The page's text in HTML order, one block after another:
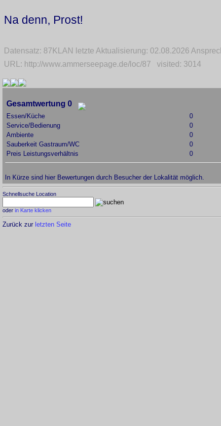
Na denn, Prost!
Datensatz: 87KLAN letzte Aktualisierung: 02.08.2026
URL: http://www.ammerseepage.de/loc/87 visited: 3014
Gesamtwertung 0
Essen/Küche
0
Service/Bedienung
0
Ambiente
0
Sauberkeit Gastraum/WC
0
Preis Leistungsverhältnis
0
In Kürze sind hier Bewertungen durch Besucher der Lokalität möglich.
Schnellsuche Location
oder in Karte klicken
Zurück zur letzten Seite